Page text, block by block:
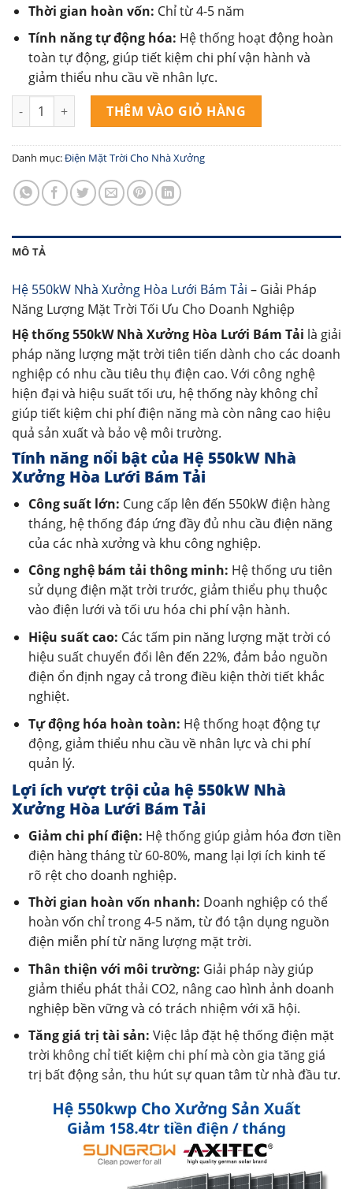
Thời gian hoàn vốn: Chỉ từ 4-5 năm
Tính năng tự động hóa: Hệ thống hoạt động hoàn
toàn tự động, giúp tiết kiệm chi phí vận hành và
giảm thiểu nhu cầu về nhân lực.
Hệ 550kW Nhà Xưởng Hòa Lưới Bám Tải số lượng
THÊM VÀO GIỎ HÀNG
Danh mục:Điện Mặt Trời Cho Nhà Xưởng
MÔ TẢ
Hệ 550kW Nhà Xưởng Hòa Lưới Bám Tải – Giải Pháp
Năng Lượng Mặt Trời Tối Ưu Cho Doanh Nghiệp
Hệ thống 550kW Nhà Xưởng Hòa Lưới Bám Tải là giải
pháp năng lượng mặt trời tiên tiến dành cho các doanh
nghiệp có nhu cầu tiêu thụ điện cao. Với công nghệ
hiện đại và hiệu suất tối ưu, hệ thống này không chỉ
giúp tiết kiệm chi phí điện năng mà còn nâng cao hiệu
quả sản xuất và bảo vệ môi trường.
Tính năng nổi bật của Hệ 550kW Nhà
Xưởng Hòa Lưới Bám Tải
Công suất lớn: Cung cấp lên đến 550kW điện hàng
tháng, hệ thống đáp ứng đầy đủ nhu cầu điện năng
của các nhà xưởng và khu công nghiệp.
Công nghệ bám tải thông minh: Hệ thống ưu tiên
sử dụng điện mặt trời trước, giảm thiểu phụ thuộc
vào điện lưới và tối ưu hóa chi phí vận hành.
Hiệu suất cao: Các tấm pin năng lượng mặt trời có
hiệu suất chuyển đổi lên đến 22%, đảm bảo nguồn
điện ổn định ngay cả trong điều kiện thời tiết khắc
nghiệt.
Tự động hóa hoàn toàn: Hệ thống hoạt động tự
động, giảm thiểu nhu cầu về nhân lực và chi phí
quản lý.
Lợi ích vượt trội của hệ 550kW Nhà
Xưởng Hòa Lưới Bám Tải
Giảm chi phí điện: Hệ thống giúp giảm hóa đơn tiền
điện hàng tháng từ 60-80%, mang lại lợi ích kinh tế
rõ rệt cho doanh nghiệp.
Thời gian hoàn vốn nhanh: Doanh nghiệp có thể
hoàn vốn chỉ trong 4-5 năm, từ đó tận dụng nguồn
điện miễn phí từ năng lượng mặt trời.
Thân thiện với môi trường: Giải pháp này giúp
giảm thiểu phát thải CO2, nâng cao hình ảnh doanh
nghiệp bền vững và có trách nhiệm với xã hội.
Tăng giá trị tài sản: Việc lắp đặt hệ thống điện mặt
trời không chỉ tiết kiệm chi phí mà còn gia tăng giá
trị bất động sản, thu hút sự quan tâm từ nhà đầu tư.